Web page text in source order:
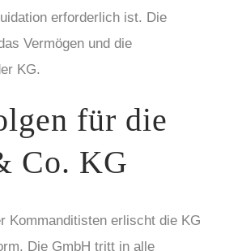
erforderlich ist. Die
Vermögen und die
KG.
für die
Co. KG
Kommanditisten erlischt die KG
Die GmbH tritt in alle